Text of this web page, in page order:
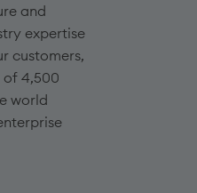
and
expertise
customers,
of 4,500
world